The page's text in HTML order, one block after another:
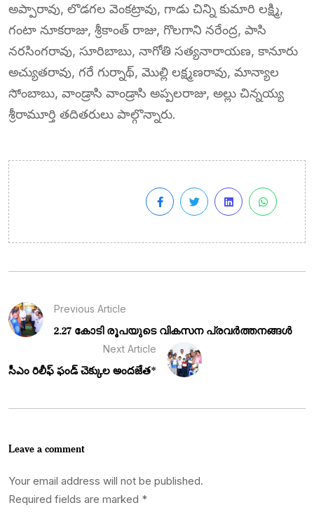
అప్పారావు, లొడగల వెంకట్రావు, గాడు చిన్ని కుమారి లక్ష్మి,
గంటా నూకరాజు, శ్రీకాంత్ రాజు, గొలగాని నరేంద్ర, పాసి
నరసింగరావు, సూరిబాబు, నాగోతి సత్యనారాయణ, కానూరు
అచ్యుతరావు, గరే గుర్నాథ్, మొల్లి లక్ష్మణరావు, మాన్యాల
సోంబాబు, వాండ్రాసి వాండ్రాసి అప్పలరాజు, అల్లు చిన్నయ్య
శ్రీరామూర్తి తదితరులు పాల్గొన్నారు.
Previous Article
2.27 കോടി രൂപയുടെ വികസന പ്രവർത്തനങ്ങൾ
Next Article
సీఎం రిలీఫ్ ఫండ్ చెక్కుల అందజేత*
Leave a comment
Your email address will not be published.
Required fields are marked *